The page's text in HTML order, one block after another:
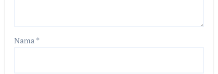
Nama*